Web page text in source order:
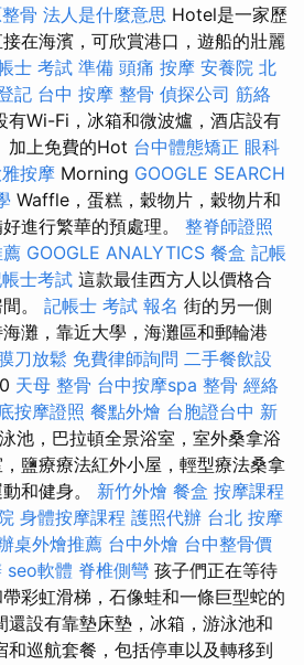
骨 法人是什麼意思 Hotel是一家歷
在海濱，可欣賞港口，遊船的壯麗
士 考試 準備 頭痛 按摩 安養院 北
記 台中 按摩 整骨 偵探公司 筋絡
有Wi-Fi，冰箱和微波爐，酒店設有
加上免費的Hot 台中體態矯正 眼科
按摩 Morning GOOGLE SEARCH
Waffle，蛋糕，穀物片，穀物片和
進行繁華的預處理。 整脊師證照
GOOGLE ANALYTICS 餐盒 記帳
士考試 這款最佳西方人以價格合
。 記帳士 考試 報名 街的另一側
灘，靠近大學，海灘區和郵輪港
刀放鬆 免費律師詢問 二手餐飲設
天母 整骨 台中按摩spa 整骨 經絡
按摩證照 餐點外燴 台胞證台中 新
池，巴拉頓全景浴室，室外桑拿浴
鹽療療法紅外小屋，輕型療法桑拿
和健身。 新竹外燴 餐盒 按摩課程
身體按摩課程 護照代辦 台北 按摩
桌外燴推薦 台中外燴 台中整骨價
seo軟體 脊椎側彎 孩子們正在等待
彩虹滑梯，石像蛙和一條巨型蛇的
還設有靠墊床墊，冰箱，游泳池和
和巡航套餐，包括停車以及轉移到